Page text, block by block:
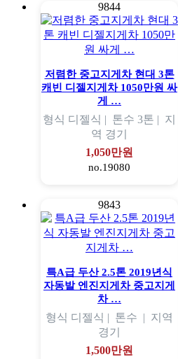
9844
저렴한 중고지게차 현대 3톤
캐빈 디젤지게차 1050만원 싸
게 …
형식 디젤식 | 톤수 3톤 | 지
역 경기
1,050만원
no.19080
9843
특A급 두산 2.5톤 2019년식
자동발 엔진지게차 중고지게
차 …
형식 디젤식 | 톤수 | 지역
경기
1,500만원